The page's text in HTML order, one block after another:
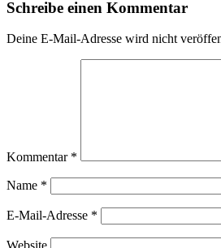
Schreibe einen Kommentar
Deine E-Mail-Adresse wird nicht
Kommentar *
Name *
E-Mail-Adresse *